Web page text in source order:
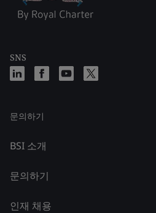
SNS
문의하기
BSI 소개
문의하기
인재 채용